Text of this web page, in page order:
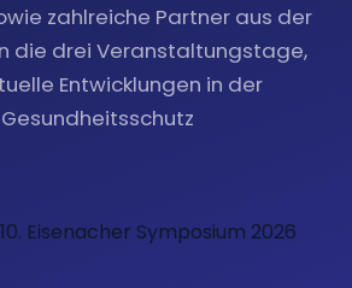
zahlreiche Partner aus der
die drei Veranstaltungstage,
Entwicklungen in der